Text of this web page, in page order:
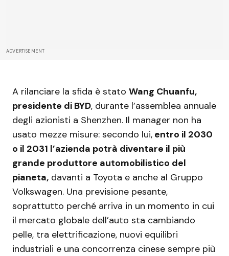
ADVERTISEMENT
A rilanciare la sfida è stato Wang Chuanfu,
presidente di BYD, durante l’assemblea annuale
degli azionisti a Shenzhen. Il manager non ha
usato mezze misure: secondo lui, entro il 2030
o il 2031 l’azienda potrà diventare il più
grande produttore automobilistico del
pianeta, davanti a Toyota e anche al Gruppo
Volkswagen. Una previsione pesante,
soprattutto perché arriva in un momento in cui
il mercato globale dell’auto sta cambiando
pelle, tra elettrificazione, nuovi equilibri
industriali e una concorrenza cinese sempre più